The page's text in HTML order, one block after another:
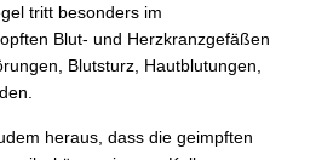
tritt besonders im
Blut- und Herzkranzgefäßen
Blutsturz, Hautblutungen,
heraus, dass die geimpften